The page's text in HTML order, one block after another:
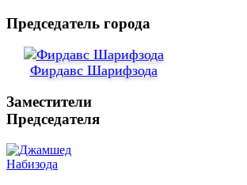
Председатель города
Фирдавс Шарифзода
Заместители
Председателя